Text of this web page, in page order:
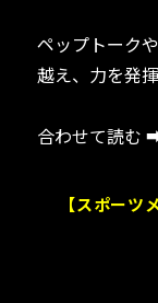
ペップトーク
越え、力を発
合わせて読む
【スポー